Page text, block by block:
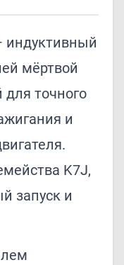
мёртвой
точного
и
K7J,
запуск и